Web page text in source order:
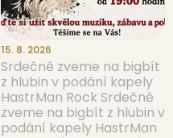
15. 8. 2026
Srdečně zveme na bigbít
z hlubin v podání kapely
HastrMan Rock Srdečně
zveme na bigbít z hlubin v
podání kapely HastrMan